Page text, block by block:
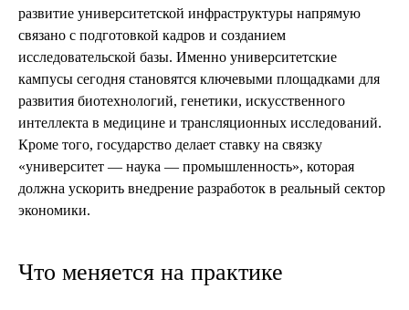
развитие университетской инфраструктуры напрямую
связано с подготовкой кадров и созданием
исследовательской базы. Именно университетские
кампусы сегодня становятся ключевыми площадками для
развития биотехнологий, генетики, искусственного
интеллекта в медицине и трансляционных исследований.
Кроме того, государство делает ставку на связку
«университет — наука — промышленность», которая
должна ускорить внедрение разработок в реальный сектор
экономики.
Что меняется на практике